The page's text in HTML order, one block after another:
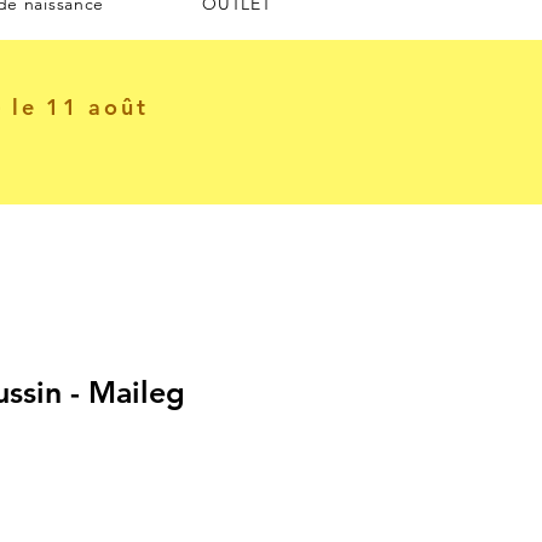
le 11 août
- Maileg